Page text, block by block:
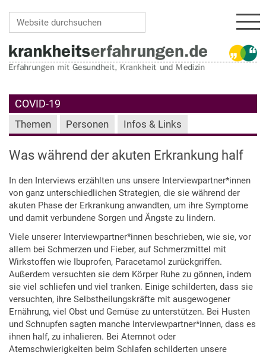
COVID-19
Themen Personen Infos & Links
Was während der akuten Erkrankung half
In den Interviews erzählten uns unsere Interviewpartner*innen
von ganz unterschiedlichen Strategien, die sie während der
akuten Phase der Erkrankung anwandten, um ihre Symptome
und damit verbundene Sorgen und Ängste zu lindern.
Viele unserer Interviewpartner*innen beschrieben, wie sie, vor
allem bei Schmerzen und Fieber, auf Schmerzmittel mit
Wirkstoffen wie Ibuprofen, Paracetamol zurückgriffen.
Außerdem versuchten sie dem Körper Ruhe zu gönnen, indem
sie viel schliefen und viel tranken. Einige schilderten, dass sie
versuchten, ihre Selbstheilungskräfte mit ausgewogener
Ernährung, viel Obst und Gemüse zu unterstützen. Bei Husten
und Schnupfen sagten manche Interviewpartner*innen, dass es
ihnen half, zu inhalieren. Bei Atemnot oder
Atemschwierigkeiten beim Schlafen schilderten unsere